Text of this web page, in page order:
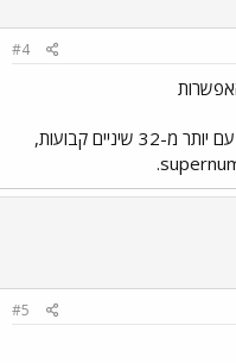
#4
השניה קיימת, כלומר יש אנשים עם יותר מ-32 שיניים קבועות,
#5